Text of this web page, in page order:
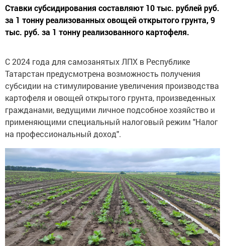
Ставки субсидирования составляют 10 тыс. рублей руб.
за 1 тонну реализованных овощей открытого грунта, 9
тыс. руб. за 1 тонну реализованного картофеля.
С 2024 года для самозанятых ЛПХ в Республике
Татарстан предусмотрена возможность получения
субсидии на стимулирование увеличения производства
картофеля и овощей открытого грунта, произведенных
гражданами, ведущими личное подсобное хозяйство и
применяющими специальный налоговый режим "Налог
на профессиональный доход".